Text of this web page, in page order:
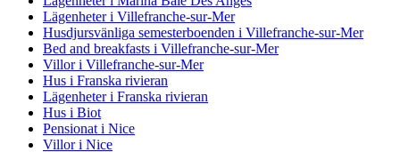
Lägenheter i Villefranche-sur-Mer
Husdjursvänliga semesterboenden i Villefranche-sur-Mer
Bed and breakfasts i Villefranche-sur-Mer
Villor i Villefranche-sur-Mer
Hus i Franska rivieran
Lägenheter i Franska rivieran
Hus i Biot
Pensionat i Nice
Villor i Nice